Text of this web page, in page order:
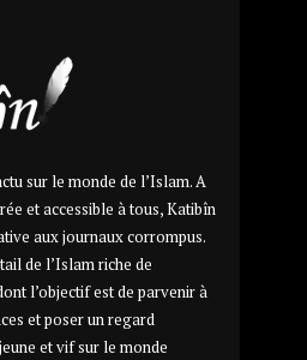
sur le monde de l’Islam. A
et accessible à tous, Katibîn
aux journaux corrompus.
de l’Islam riche de
l’objectif est de parvenir à
et poser un regard
et vif sur le monde